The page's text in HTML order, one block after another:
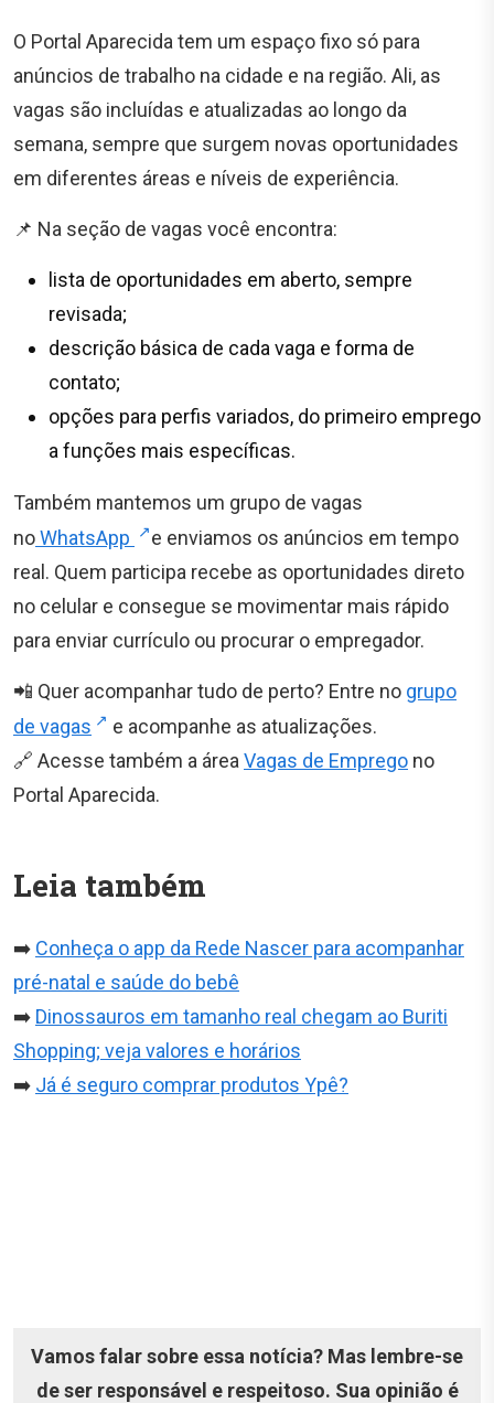
O Portal Aparecida tem um espaço fixo só para
anúncios de trabalho na cidade e na região. Ali, as
vagas são incluídas e atualizadas ao longo da
semana, sempre que surgem novas oportunidades
em diferentes áreas e níveis de experiência.
📌 Na seção de vagas você encontra:
lista de oportunidades em aberto, sempre
revisada;
descrição básica de cada vaga e forma de
contato;
opções para perfis variados, do primeiro emprego
a funções mais específicas.
Também mantemos um grupo de vagas
noWhatsApp
e enviamos os anúncios em tempo
real. Quem participa recebe as oportunidades direto
no celular e consegue se movimentar mais rápido
para enviar currículo ou procurar o empregador.
📲 Quer acompanhar tudo de perto? Entre no grupo
de vagas
e acompanhe as atualizações.
🔗 Acesse também a área Vagas de Emprego no
Portal Aparecida.
Leia também
➡️ Conheça o app da Rede Nascer para acompanhar
pré-natal e saúde do bebê
➡️ Dinossauros em tamanho real chegam ao Buriti
Shopping; veja valores e horários
➡️ Já é seguro comprar produtos Ypê?
Vamos falar sobre essa notícia? Mas lembre-se
de ser responsável e respeitoso. Sua opinião é